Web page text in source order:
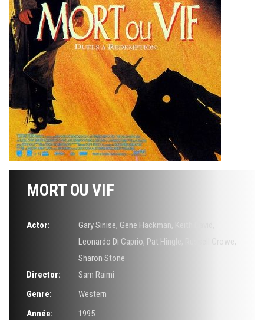
MORT OU VIF
Actor: Gary Sinise, Gene Hackman,
Leonardo Di Caprio, Pat Hingle Russell Crowe,
Sharon Stone
Director:
Sam Raimi
Genre:
Western
Année:
1995